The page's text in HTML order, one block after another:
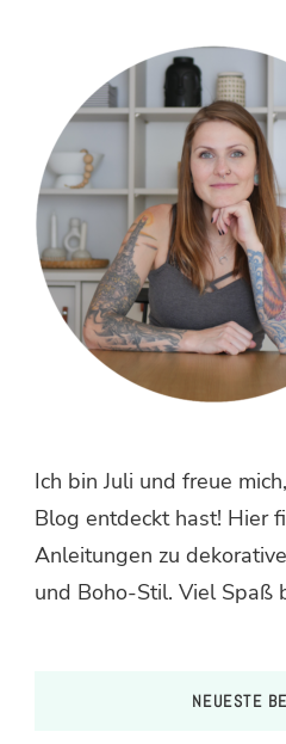
Ich bin Juli und freue
Blog entdeckt hast! Hier
Anleitungen zu
und Boho-Stil. Viel Spaß
NEUESTE